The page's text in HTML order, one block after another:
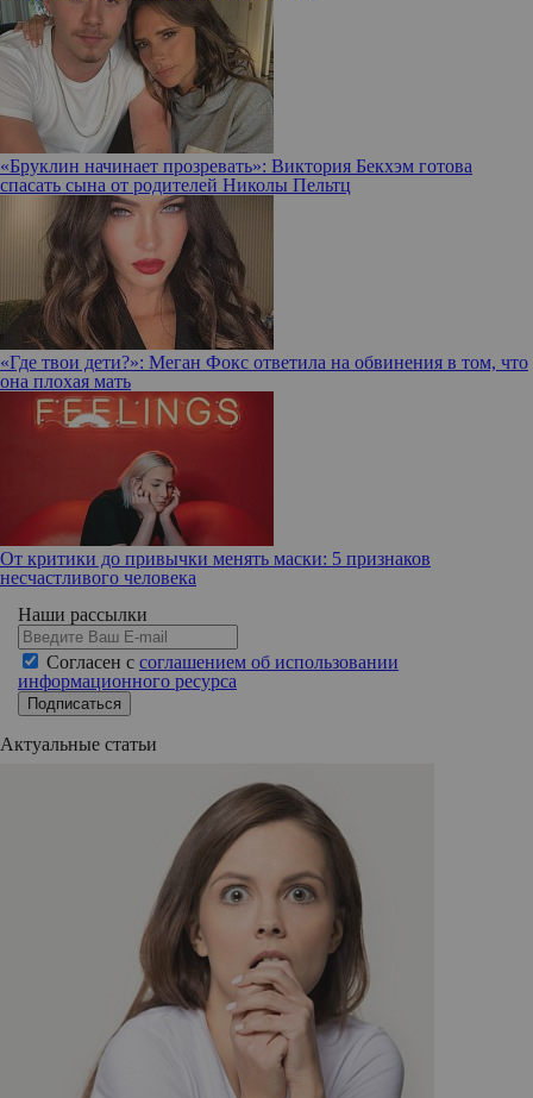
«Бруклин начинает прозревать»: Виктория Бекхэм готова
спасать сына от родителей Николы Пельтц
«Где твои дети?»: Меган Фокс ответила на обвинения в том, что
она плохая мать
От критики до привычки менять маски: 5 признаков
несчастливого человека
Наши рассылки
Согласен с соглашением об использовании
информационного ресурса
Подписаться
Актуальные статьи